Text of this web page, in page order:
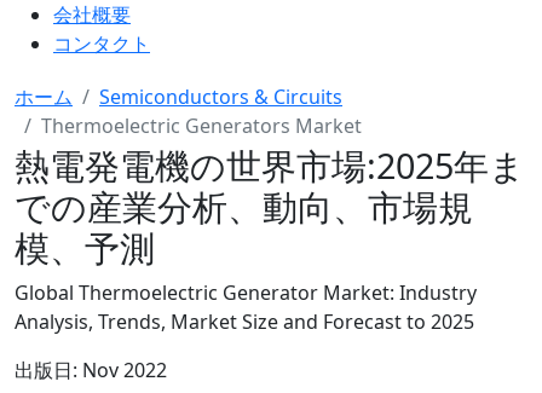
会社概要
コンタクト
ホーム
Semiconductors & Circuits
Thermoelectric Generators Market
熱電発電機の世界市場:2025年ま
での産業分析、動向、市場規
模、予測
Global Thermoelectric Generator Market: Industry
Analysis, Trends, Market Size and Forecast to 2025
出版日: Nov 2022